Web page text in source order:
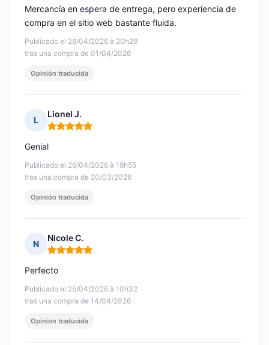
Publicado el 26/04/2026 à 20h29
tras una compra de 01/04/2026
Mercancía en espera de entrega, pero experiencia de
compra en el sitio web bastante fluida.
Opinión traducida
L
Lionel J.
Nota: 5 de 5
Publicado el 26/04/2026 à 19h55
tras una compra de 20/03/2026
Genial
Opinión traducida
N
Nicole C.
Nota: 5 de 5
Publicado el 26/04/2026 à 10h32
tras una compra de 14/04/2026
Perfecto
Opinión traducida